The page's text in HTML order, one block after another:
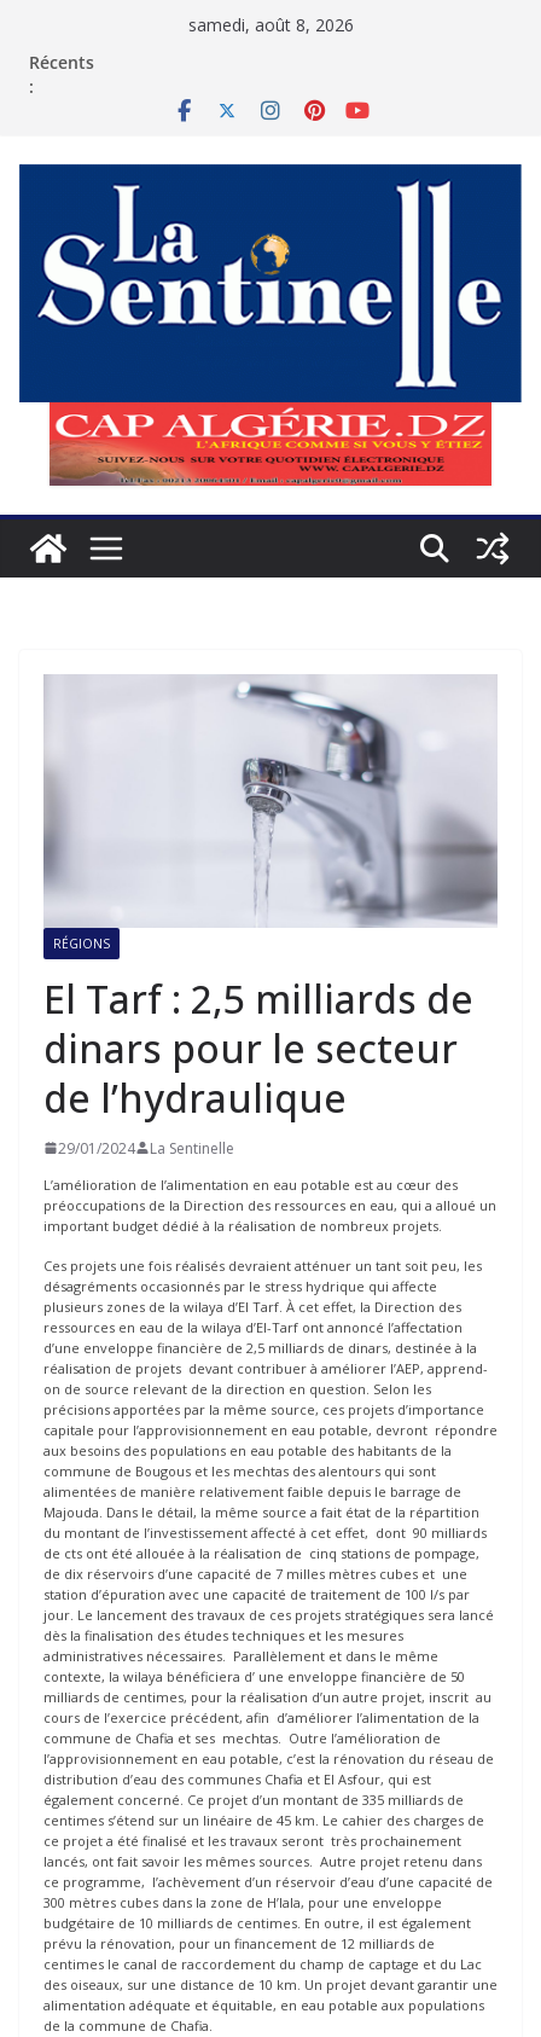
samedi, août 8, 2026
Récents
:
RÉGIONS
El Tarf : 2,5 milliards de
dinars pour le secteur
de l’hydraulique
29/01/2024 La Sentinelle
L’amélioration de l’alimentation en eau potable est au cœur des
préoccupations de la Direction des ressources en eau, qui a alloué un
important budget dédié à la réalisation de nombreux projets.
Ces projets une fois réalisés devraient atténuer un tant soit peu, les
désagréments occasionnés par le stress hydrique qui affecte
plusieurs zones de la wilaya d’El Tarf. À cet effet, la Direction des
ressources en eau de la wilaya d’El-Tarf ont annoncé l’affectation
d’une enveloppe financière de 2,5 milliards de dinars, destinée à la
réalisation de projets devant contribuer à améliorer l’AEP, apprend-
on de source relevant de la direction en question. Selon les
précisions apportées par la même source, ces projets d’importance
capitale pour l’approvisionnement en eau potable, devront répondre
aux besoins des populations en eau potable des habitants de la
commune de Bougous et les mechtas des alentours qui sont
alimentées de manière relativement faible depuis le barrage de
Majouda. Dans le détail, la même source a fait état de la répartition
du montant de l’investissement affecté à cet effet, dont 90 milliards
de cts ont été allouée à la réalisation de cinq stations de pompage,
de dix réservoirs d’une capacité de 7 milles mètres cubes et une
station d’épuration avec une capacité de traitement de 100 l/s par
jour. Le lancement des travaux de ces projets stratégiques sera lancé
dès la finalisation des études techniques et les mesures
administratives nécessaires. Parallèlement et dans le même
contexte, la wilaya bénéficiera d’ une enveloppe financière de 50
milliards de centimes, pour la réalisation d’un autre projet, inscrit au
cours de l’exercice précédent, afin d’améliorer l’alimentation de la
commune de Chafia et ses mechtas. Outre l’amélioration de
l’approvisionnement en eau potable, c’est la rénovation du réseau de
distribution d’eau des communes Chafia et El Asfour, qui est
également concerné. Ce projet d’un montant de 335 milliards de
centimes s’étend sur un linéaire de 45 km. Le cahier des charges de
ce projet a été finalisé et les travaux seront très prochainement
lancés, ont fait savoir les mêmes sources. Autre projet retenu dans
ce programme, l’achèvement d’un réservoir d’eau d’une capacité de
300 mètres cubes dans la zone de H’lala, pour une enveloppe
budgétaire de 10 milliards de centimes. En outre, il est également
prévu la rénovation, pour un financement de 12 milliards de
centimes le canal de raccordement du champ de captage et du Lac
des oiseaux, sur une distance de 10 km. Un projet devant garantir une
alimentation adéquate et équitable, en eau potable aux populations
de la commune de Chafia.